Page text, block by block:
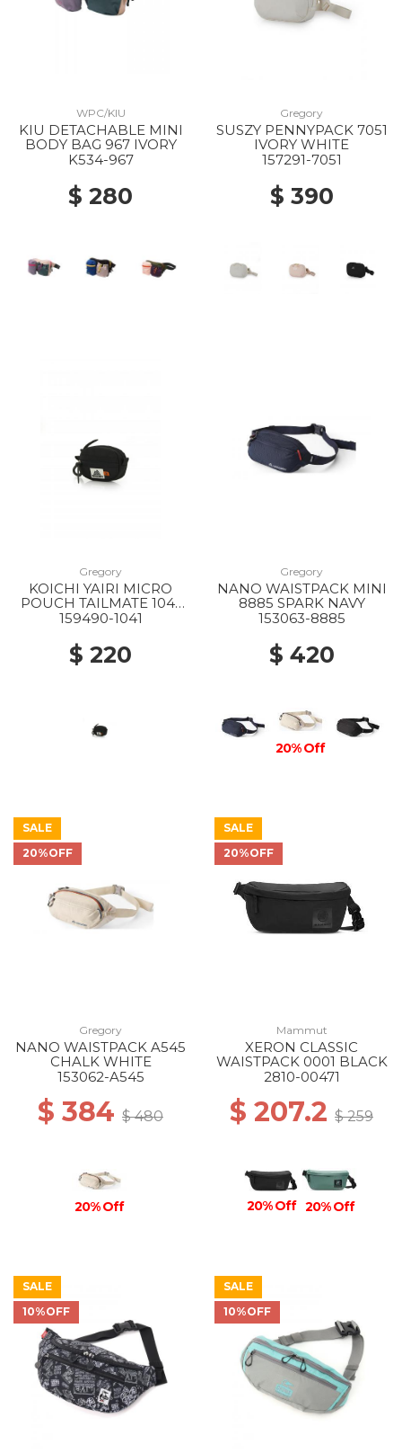
WPC/KIU
KIU DETACHABLE MINI
BODY BAG 967 IVORY
K534-967
$ 280
Gregory
SUSZY PENNYPACK 7051
IVORY WHITE
157291-7051
$ 390
Gregory
KOICHI YAIRI MICRO
POUCH TAILMATE 1041
BLACK
159490-1041
$ 220
Gregory
NANO WAISTPACK MINI
8885 SPARK NAVY
153063-8885
$ 420
20% Off
SALE
20%OFF
Gregory
NANO WAISTPACK A545
CHALK WHITE
153062-A545
$ 384 $ 480
20% Off
SALE
20%OFF
Mammut
XERON CLASSIC
WAISTPACK 0001 BLACK
2810-00471
$ 207.2 $ 259
20% Off 20% Off
SALE
10%OFF
SALE
10%OFF